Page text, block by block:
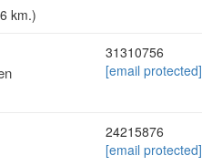
km.)
31310756
[email protected]
24215876
[email protected]